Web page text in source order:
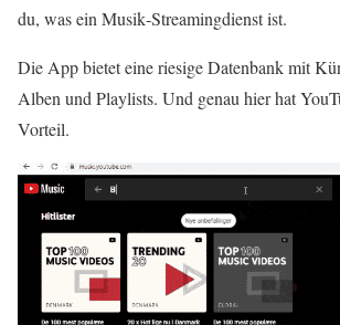
du, was ein Musik‑Streamingdienst ist.
Die App bietet eine riesige Datenbank mit
Alben und Playlists. Und genau hier hat
Vorteil.